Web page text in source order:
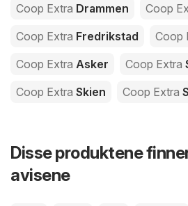
Coop Extra Drammen Coop
Coop Extra Fredrikstad Coop
Coop Extra Asker Coop Extra
Coop Extra Skien Coop Extra
Disse produktene
avisene